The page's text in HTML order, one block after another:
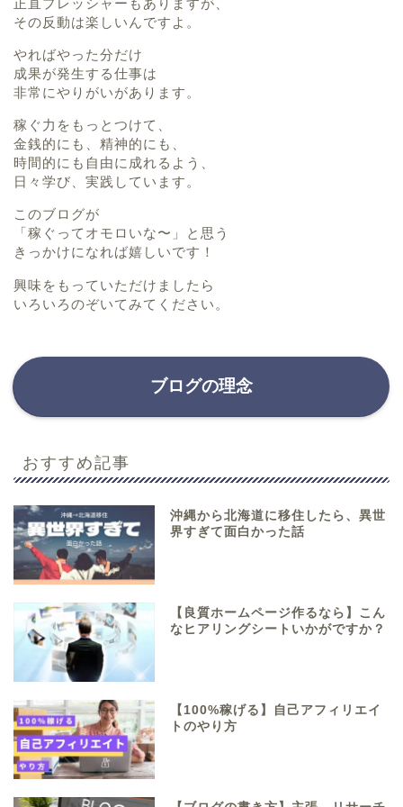
その反動は楽しいんですよ。
やればやった分だけ
成果が発生する仕事は
非常にやりがいがあります。
稼ぐ力をもっとつけて、
金銭的にも、精神的にも、
時間的にも自由に成れるよう、
日々学び、実践しています。
このブログが
「稼ぐってオモロいな〜」と思う
きっかけになれば嬉しいです！
興味をもっていただけましたら
いろいろのぞいてみてください。
ブログの理念
おすすめ記事
沖縄から北海道に移住したら、異世
界すぎて面白かった話
【良質ホームページ作るなら】こん
なヒアリングシートいかがですか？
【100%稼げる】自己アフィリエイ
トのやり方